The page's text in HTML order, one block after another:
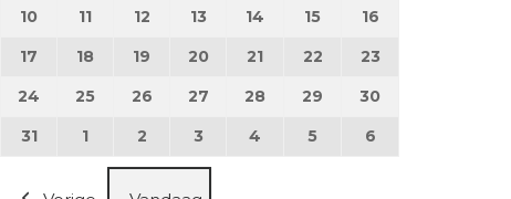
10 10 augustus 2026
11 11 augustus 2026
12 12 augustus 2026
13 13 augustus 2026
14 14 augustus 2026
15 15 augustus 2026
16
17 17 augustus 2026
18 18 augustus 2026
19 19 augustus 2026
20 20 augustus 2026
21 21 augustus 2026
22 22 augustus 2026
23
24 24 augustus 2026
25 25 augustus 2026
26 26 augustus 2026
27 27 augustus 2026
28 28 augustus 2026
29 29 augustus 2026
30
3131 augustus 2026
1 1 september 2026
2 2 september 2026
3 3 september 2026
4 4 september 2026
5 5 september 2026
6